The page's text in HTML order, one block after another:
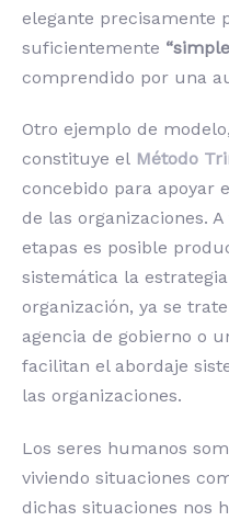
elegante precisamente
suficientemente
comprendido por una
Otro ejemplo de
constituye el Método
concebido para apoyar
de las organizaciones.
etapas es posible
sistemática la
organización, ya se
agencia de gobierno o
facilitan el abordaje
las organizaciones.
Los seres humanos
viviendo situaciones
dichas situaciones nos